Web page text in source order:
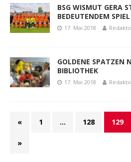
BSG WISMUT GERA
BEDEUTENDEM SPIEL
17. Mai 2018
GOLDENE SPATZEN
BIBLIOTHEK
17. Mai 2018
« 1 … 128 129
»